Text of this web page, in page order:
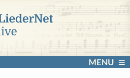
MENU